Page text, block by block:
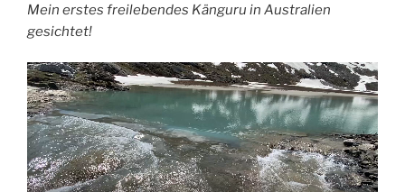
Mein erstes freilebendes Känguru in Australien
gesichtet!